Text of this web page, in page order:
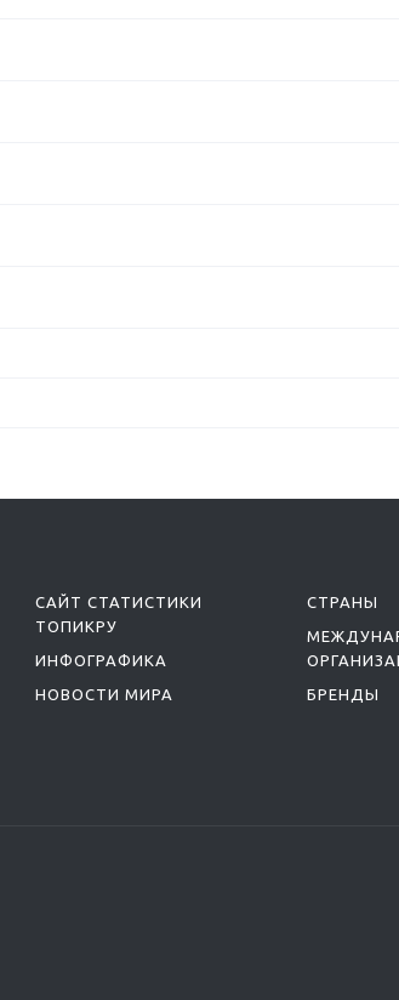
САЙТ СТАТИСТИКИ
ТОПИКРУ
ИНФОГРАФИКА
НОВОСТИ МИРА
СТРАНЫ
БРЕНДЫ